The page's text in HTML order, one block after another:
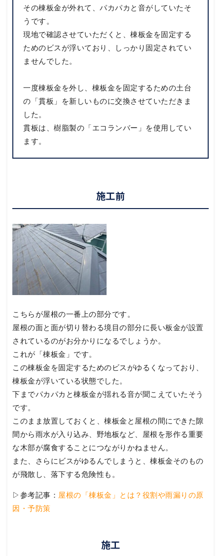
その棟板金が外れて、パカパカと音がしていたそ
うです。
現地で確認させていただくと、棟板金を固定する
ためのビスが浮いており、しっかり固定されてい
ませんでした。
一度棟板金を外し、棟板金を固定するための土台
の「貫板」を新しいものに交換させていただきま
した。
貫板は、樹脂製の「エコランバー」を使用してい
ます。
施工前
こちらが屋根の一番上の部分です。
屋根の面と面が切り替わる境目の部分に長い板金が設置
されているのがお分かりになるでしょうか。
これが「棟板金」です。
この棟板金を固定するためのビスがゆるくなっており、
棟板金が浮いている状態でした。
下までパカパカと棟板金が揺れる音が聞こえていたそう
です。
このまま放置しておくと、棟板金と屋根の間にできた隙
間から雨水が入り込み、野地板など、屋根を形作る重要
な木部が腐食することにつながりかねません。
また、さらにビスがゆるんでしまうと、棟板金そのもの
が飛散し、落下する危険性も。
▷参考記事： 屋根の「棟板金」とは？役割や雨漏りの原
因・予防策
施工